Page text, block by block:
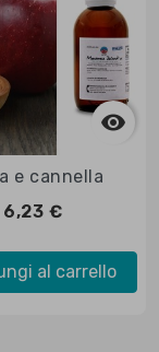

Anteprima
e cannella
6,23 €
al carrello